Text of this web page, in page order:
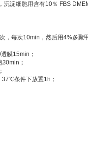
淀细胞用含有10％ FBS
，每次10min，然后用4%多聚
膜15min；
；
条件下放置1h；